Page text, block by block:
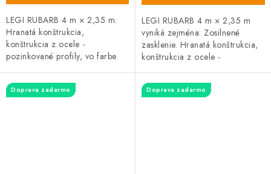
LEGI RUBARB 4 m × 2,35 m.
Hranatá konštrukcia,
konštrukcia z ocele -
pozinkované profily, vo farbe
komôrkový polykarbonát hrúbky
4 mm. Rozstup...
LEGI RUBARB 4 m × 2,35 m
vyniká zejména: Zosilnené
zasklenie. Hranatá konštrukcia,
konštrukcia z ocele -
strieborná. Zasklenie tvorí
komôrkový...
Doprava zadarmo Doprava zadarmo